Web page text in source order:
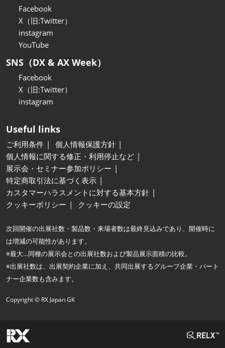
Facebook
X（旧:Twitter）
instagram
YouTube
SNS（DX & AX Week）
Facebook
X（旧:Twitter）
instagram
Useful links
ご利用条件
個人情報保護方針
個人情報に関する修正・利用停止など
展示会・セミナー参加ポリシー
特定商取引法に基づく表示
カスタマーハラスメントに対する基本方針
クッキーポリシー
クッキーの設定
次回開催の出展社数・製品数・来場者数は最終見込みであり、開催時に
は増減の可能性があります。
※最大…同種の展示会との出展社数および製品展示面積の比較。
※出展社数は、出展契約企業に加え、共同出展するグループ企業・パート
ナー企業数も含みます。
Copyright © RX Japan GK